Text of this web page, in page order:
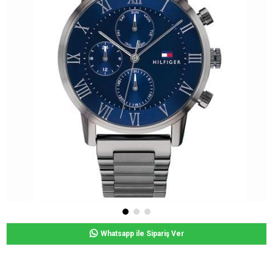
Whatsapp ile Sipariş Ver